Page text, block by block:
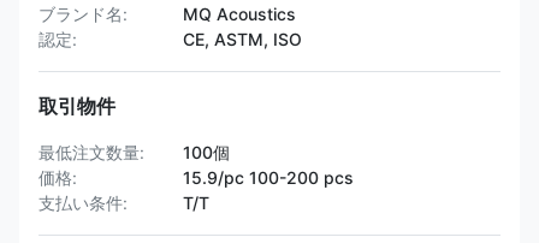
ブランド名:
MQ Acoustics
認定:
CE, ASTM, ISO
取引物件
最低注文数量:
100個
価格:
15.9/pc 100-200 pcs
支払い条件:
T/T